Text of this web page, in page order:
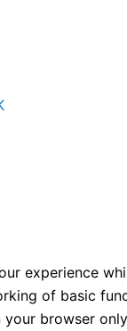
experience
of basic
browser